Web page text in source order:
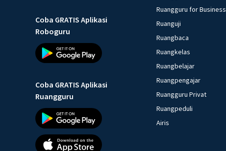
Coba GRATIS Aplikasi
Roboguru
Coba GRATIS Aplikasi
Ruangguru
Ruangguru for Business
Ruanguji
Ruangbaca
Ruangkelas
Ruangbelajar
Ruangpengajar
Ruangguru Privat
Ruangpeduli
Airis